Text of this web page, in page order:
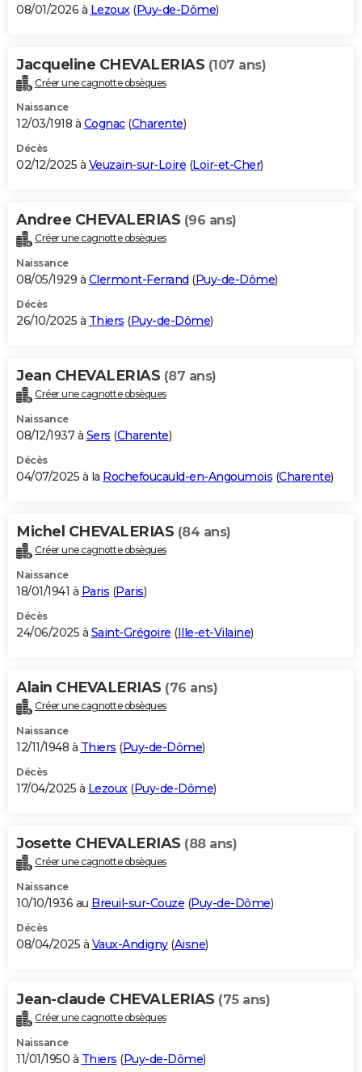
08/01/2026 à Lezoux (Puy-de-Dôme)
Jacqueline CHEVALERIAS (107 ans)
Créer une cagnotte obsèques
Naissance
12/03/1918 à Cognac(Charente)
Décès
02/12/2025 à Veuzain-sur-Loire (Loir-et-Cher)
Andree CHEVALERIAS (96 ans)
Créer une cagnotte obsèques
Naissance
08/05/1929 à Clermont-Ferrand (Puy-de-Dôme)
Décès
26/10/2025 à Thiers (Puy-de-Dôme)
Jean CHEVALERIAS (87 ans)
Créer une cagnotte obsèques
Naissance
08/12/1937 à Sers (Charente)
Décès
04/07/2025 à la Rochefoucauld-en-Angoumois (Charente)
Michel CHEVALERIAS (84 ans)
Créer une cagnotte obsèques
Naissance
18/01/1941 à Paris (Paris)
Décès
24/06/2025 à Saint-Grégoire (Ille-et-Vilaine)
Alain CHEVALERIAS (76 ans)
Créer une cagnotte obsèques
Naissance
12/11/1948 à Thiers (Puy-de-Dôme)
Décès
17/04/2025 à Lezoux(Puy-de-Dôme)
Josette CHEVALERIAS (88 ans)
Créer une cagnotte obsèques
Naissance
10/10/1936 au Breuil-sur-Couze (Puy-de-Dôme)
Décès
08/04/2025 à Vaux-Andigny(Aisne)
Jean-claude CHEVALERIAS (75 ans)
Créer une cagnotte obsèques
Naissance
11/01/1950 à Thiers (Puy-de-Dôme)